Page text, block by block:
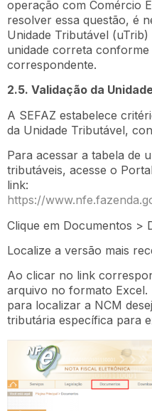
operação com Comércio
resolver essa questão, é
Unidade Tributável
unidade correta conforme
correspondente.
2.5. Validação da
A SEFAZ estabelece
da Unidade Tributável,
Para acessar a tabela de
tributáveis, acesse o
link:
https://
Clique em Documentos >
Localize a versão mais
Ao clicar no link
arquivo no formato Excel.
para localizar a NCM
tributária específica para